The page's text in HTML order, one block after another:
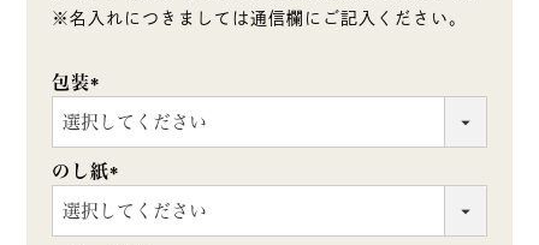
※名入れにつきましては通信欄にご記入ください。
包装
(必
須)
のし紙
(必
須)